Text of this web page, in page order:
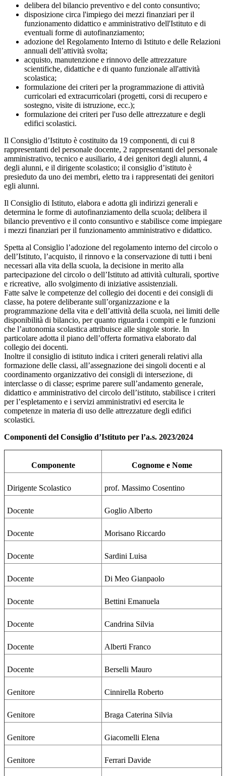
delibera del bilancio preventivo e del conto consuntivo;
disposizione circa l'impiego dei mezzi finanziari per il
funzionamento didattico e amministrativo dell'Istituto e di
eventuali forme di autofinanziamento;
adozione del Regolamento Interno di Istituto e delle Relazioni
annuali dell’attività svolta;
acquisto, manutenzione e rinnovo delle attrezzature
scientifiche, didattiche e di quanto funzionale all'attività
scolastica;
formulazione dei criteri per la programmazione di attività
curricolari ed extracurricolari (progetti, corsi di recupero e
sostegno, visite di istruzione, ecc.);
formulazione dei criteri per l'uso delle attrezzature e degli
edifici scolastici.
Il Consiglio d’Istituto è costituito da 19 componenti, di cui 8
rappresentanti del personale docente, 2 rappresentanti del personale
amministrativo, tecnico e ausiliario, 4 dei genitori degli alunni, 4
degli alunni, e il dirigente scolastico; il consiglio d’istituto è
presieduto da uno dei membri, eletto tra i rappresentati dei genitori
egli alunni.
Il Consiglio di Istituto, elabora e adotta gli indirizzi generali e
determina le forme di autofinanziamento della scuola; delibera il
bilancio preventivo e il conto consuntivo e stabilisce come impiegare
i mezzi finanziari per il funzionamento amministrativo e didattico.
Spetta al Consiglio l’adozione del regolamento interno del circolo o
dell’Istituto, l’acquisto, il rinnovo e la conservazione di tutti i beni
necessari alla vita della scuola, la decisione in merito alla
partecipazione del circolo o dell’Istituto ad attività culturali, sportive
e ricreative, allo svolgimento di iniziative assistenziali.
Fatte salve le competenze del collegio dei docenti e dei consigli di
classe, ha potere deliberante sull’organizzazione e la
programmazione della vita e dell’attività della scuola, nei limiti delle
disponibilità di bilancio, per quanto riguarda i compiti e le funzioni
che l’autonomia scolastica attribuisce alle singole storie. In
particolare adotta il piano dell’offerta formativa elaborato dal
collegio dei docenti.
Inoltre il consiglio di istituto indica i criteri generali relativi alla
formazione delle classi, all’assegnazione dei singoli docenti e al
coordinamento organizzativo dei consigli di intersezione, di
interclasse o di classe; esprime parere sull’andamento generale,
didattico e amministrativo del circolo dell’istituto, stabilisce i criteri
per l’espletamento e i servizi amministrativi ed esercita le
competenze in materia di uso delle attrezzature degli edifici
scolastici.
Componenti del Consiglio d’Istituto per l’a.s. 2023/2024
Componente Cognome e Nome
Dirigente Scolastico prof. Massimo Cosentino
Docente Goglio Alberto
Docente Morisano Riccardo
Docente Sardini Luisa
Docente Di Meo Gianpaolo
Docente Bettini Emanuela
Docente Candrina Silvia
Docente Alberti Franco
Docente Berselli Mauro
Genitore Cinnirella Roberto
Genitore Braga Caterina Silvia
Genitore Giacomelli Elena
Genitore Ferrari Davide